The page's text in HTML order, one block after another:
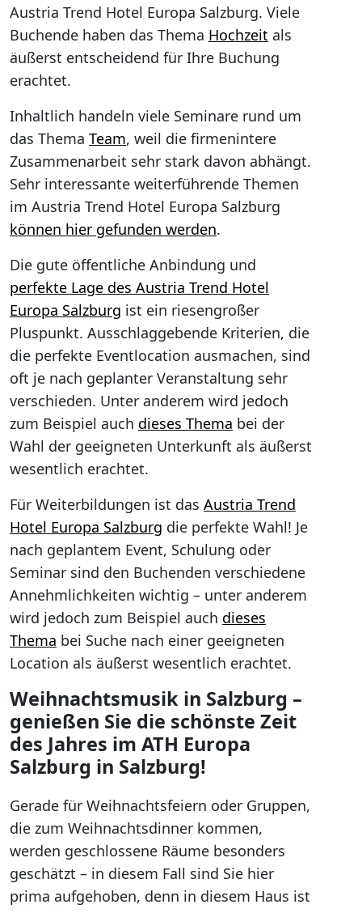
Austria Trend Hotel Europa Salzburg. Viele
Buchende haben das Thema Hochzeit als
äußerst entscheidend für Ihre Buchung
erachtet.
Inhaltlich handeln viele Seminare rund um
das Thema Team, weil die firmenintere
Zusammenarbeit sehr stark davon abhängt.
Sehr interessante weiterführende Themen
im Austria Trend Hotel Europa Salzburg
können hier gefunden werden.
Die gute öffentliche Anbindung und
perfekte Lage des Austria Trend Hotel
Europa Salzburg ist ein riesengroßer
Pluspunkt. Ausschlaggebende Kriterien, die
die perfekte Eventlocation ausmachen, sind
oft je nach geplanter Veranstaltung sehr
verschieden. Unter anderem wird jedoch
zum Beispiel auch dieses Thema bei der
Wahl der geeigneten Unterkunft als äußerst
wesentlich erachtet.
Für Weiterbildungen ist das Austria Trend
Hotel Europa Salzburg die perfekte Wahl! Je
nach geplantem Event, Schulung oder
Seminar sind den Buchenden verschiedene
Annehmlichkeiten wichtig – unter anderem
wird jedoch zum Beispiel auch dieses
Thema bei Suche nach einer geeigneten
Location als äußerst wesentlich erachtet.
Weihnachtsmusik in Salzburg –
genießen Sie die schönste Zeit
des Jahres im ATH Europa
Salzburg in Salzburg!
Gerade für Weihnachtsfeiern oder Gruppen,
die zum Weihnachtsdinner kommen,
werden geschlossene Räume besonders
geschätzt – in diesem Fall sind Sie hier
prima aufgehoben, denn in diesem Haus ist